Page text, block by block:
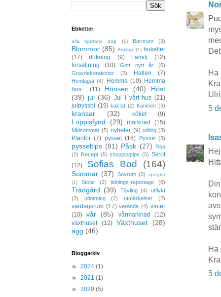
Ha
5
Ha
5
Etiketter
alla hjärtans dag (1) Barnrum (3)
Blommor (85) Bröllop (1) buketter
(17)
dukning (9) Familj
(12)
försäljning
(10) Gott nytt år
(6)
Gravdekorationer
(2) Hallen (7)
Hemlagat (4) Hemma (10) Hemma
hos...
(11) Hönsen (40)
Höst
(39) jul (36) Jul i vårt hus (21)
julpyssel
(19) kakfat (2) Kaninen (3)
kransar (32) köket (9)
Loppisfynd (29) marknad (15)
Midsommar (5) nyheter (9) odling (3)
Plantor (7) pyssel (16) Pyssel (3)
pysseltips (81) Påsk (27)
Rea
(2) Recept (5) shoppingtips (5) Skrot
(12)
Sofias Bod (164)
Sommar (37) Sovrum (3)
speglar
(1)
Stolar (2) tidnings-reportage (6)
Trädgård (39) Tävling (4)
utflykt
(2)
utlottning (2) utmärkelser (2)
vardagsrum (17) veranda (4) vinter
(10) vår (85) vårmarknad
(12)
växthuset
(12) Växthuset
(28)
ägg (46)
Bloggarkiv
► 2024 (1)
► 2021 (1)
► 2020 (5)